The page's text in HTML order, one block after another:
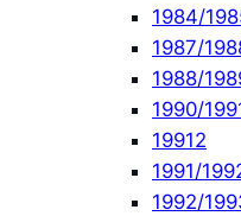
1984/
1987/
1988/
1990/
19912
1991/
1992/